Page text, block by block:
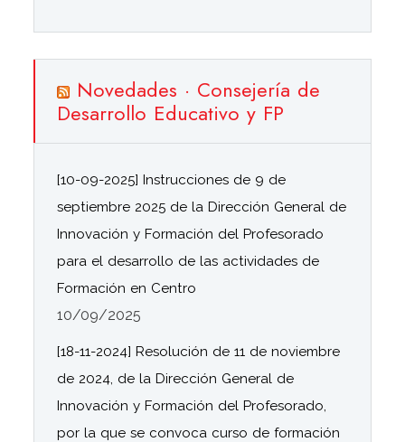
Novedades · Consejería de
Desarrollo Educativo y FP
[10-09-2025] Instrucciones de 9 de
septiembre 2025 de la Dirección General de
Innovación y Formación del Profesorado
para el desarrollo de las actividades de
Formación en Centro
10/09/2025
[18-11-2024] Resolución de 11 de noviembre
de 2024, de la Dirección General de
Innovación y Formación del Profesorado,
por la que se convoca curso de formación